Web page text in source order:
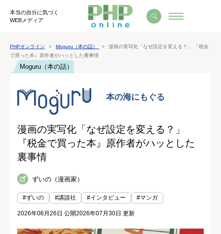
本当の自分に気づく
WEBメディア
PHPオンライン Moguru（本の話）
漫画の実写化「なぜ設定を変える？」 『税金
で買った本』原作者がハッとした裏事情
Moguru（本の話）
漫画の実写化「なぜ設定を変える？」
『税金で買った本』原作者がハッとした
裏事情
ずいの（漫画家）
#ずいの #講談社 #インタビュー #マンガ
2026年06月26日 公開2026年07月30日 更新